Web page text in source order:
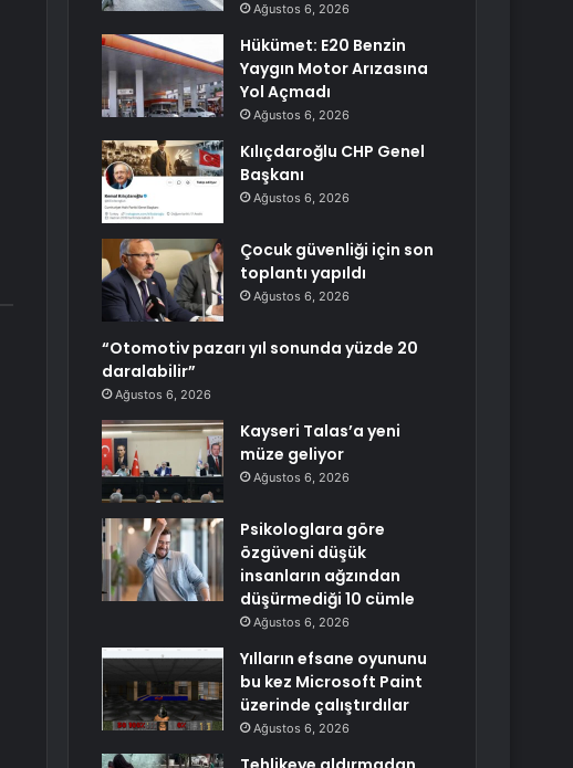
Ağustos 6, 2026
Hükümet: E20 Benzin
Yaygın Motor Arızasına
Yol Açmadı
Ağustos 6, 2026
Kılıçdaroğlu CHP Genel
Başkanı
Ağustos 6, 2026
Çocuk güvenliği için son
toplantı yapıldı
Ağustos 6, 2026
“Otomotiv pazarı yıl sonunda yüzde 20
daralabilir”
Ağustos 6, 2026
Kayseri Talas’a yeni
müze geliyor
Ağustos 6, 2026
Psikologlara göre
özgüveni düşük
insanların ağzından
düşürmediği 10 cümle
Ağustos 6, 2026
Yılların efsane oyununu
bu kez Microsoft Paint
üzerinde çalıştırdılar
Ağustos 6, 2026